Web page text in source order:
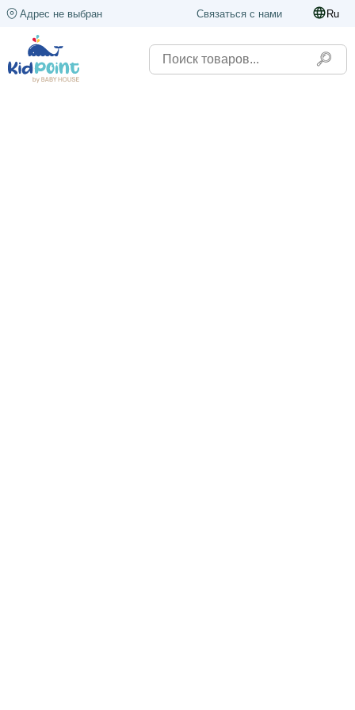
Адрес не выбран Связаться с нами Ru